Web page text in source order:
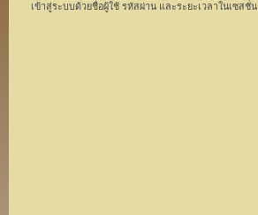
เข้าสู่ระบบด้วยชื่อผู้ใช้ รหัสผ่าน และระยะเวลาในเซสชั่น